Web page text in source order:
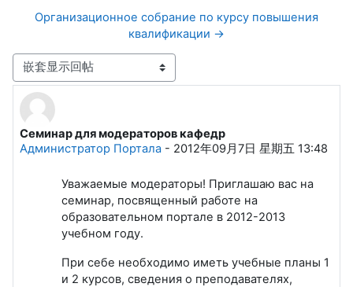
Организационное собрание по курсу повышения
квалификации →
显示模式
Семинар для модераторов кафедр
Администратор Портала - 2012年09月7日 星期五 13:48
回帖数：0
Уважаемые модераторы! Приглашаю вас на
семинар, посвященный работе на
образовательном портале в 2012-2013
учебном году.
При себе необходимо иметь учебные планы 1
и 2 курсов, сведения о преподавателях,